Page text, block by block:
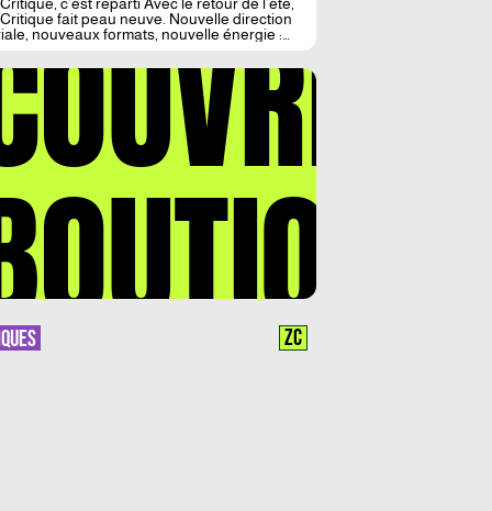
fait peau neuve. Nouvelle direction
nouveaux formats, nouvelle énergie :
Plus libre. Plus impertinente. Nous
faire de Zone Critique un véritable
d’expérimentations littéraires, mais
espace attentif à toute la création […]
ZC